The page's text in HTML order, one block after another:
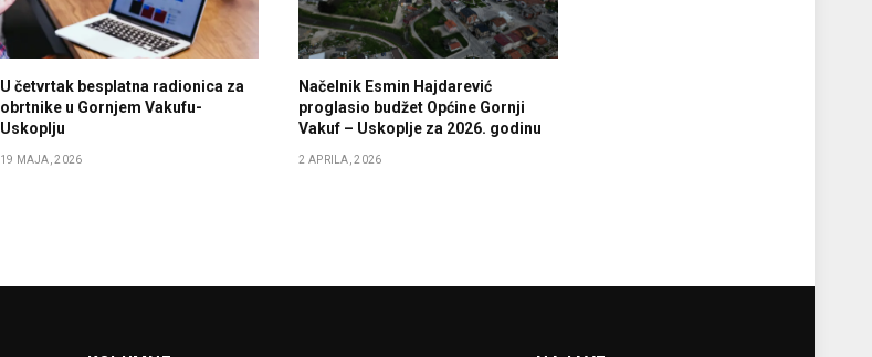
U četvrtak besplatna radionica za
obrtnike u Gornjem Vakufu-
Uskoplju
19 MAJA, 2026
Načelnik Esmin Hajdarević
proglasio budžet Općine Gornji
Vakuf – Uskoplje za 2026. godinu
2 APRILA, 2026